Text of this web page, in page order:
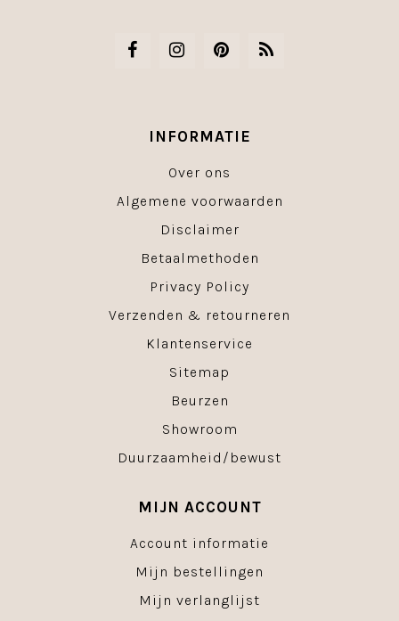
INFORMATIE
Over ons
Algemene voorwaarden
Disclaimer
Betaalmethoden
Privacy Policy
Verzenden & retourneren
Klantenservice
Sitemap
Beurzen
Showroom
Duurzaamheid/bewust
MIJN ACCOUNT
Account informatie
Mijn bestellingen
Mijn verlanglijst